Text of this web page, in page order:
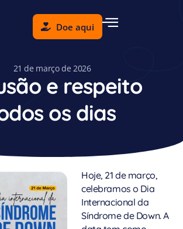
Doe aqui
21 de março de 2026
e respeito
os dias
Hoje, 21 de março,
celebramos o Dia
Internacional da
Síndrome de Down. A